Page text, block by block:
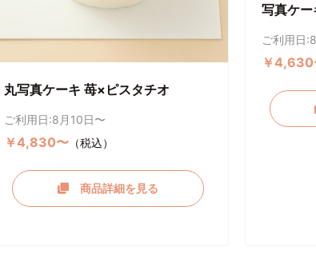
丸写真ケーキ 苺×ピスタチオ
ご利用日:8月10日〜
￥4,830〜 （税込）
商品詳細を見る
写真ケ
ご利用日
￥4,630